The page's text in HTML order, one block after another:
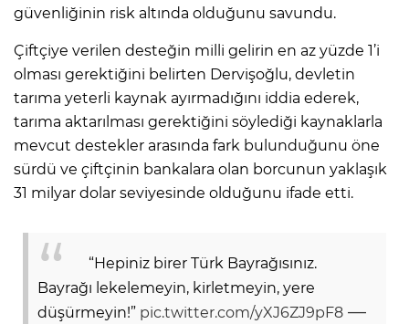
güvenliğinin risk altında olduğunu savundu.
Çiftçiye verilen desteğin milli gelirin en az yüzde 1’i
olması gerektiğini belirten Dervişoğlu, devletin
tarıma yeterli kaynak ayırmadığını iddia ederek,
tarıma aktarılması gerektiğini söylediği kaynaklarla
mevcut destekler arasında fark bulunduğunu öne
sürdü ve çiftçinin bankalara olan borcunun yaklaşık
31 milyar dolar seviyesinde olduğunu ifade etti.
“Hepiniz birer Türk Bayrağısınız.
Bayrağı lekelemeyin, kirletmeyin, yere
düşürmeyin!” pic.twitter.com/yXJ6ZJ9pF8 —